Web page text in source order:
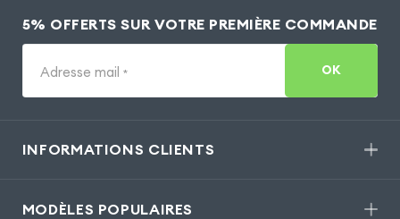
5% OFFERTS SUR VOTRE PREMIÈRE COMMANDE
Adresse mail * OK
INFORMATIONS CLIENTS
MODÈLES POPULAIRES